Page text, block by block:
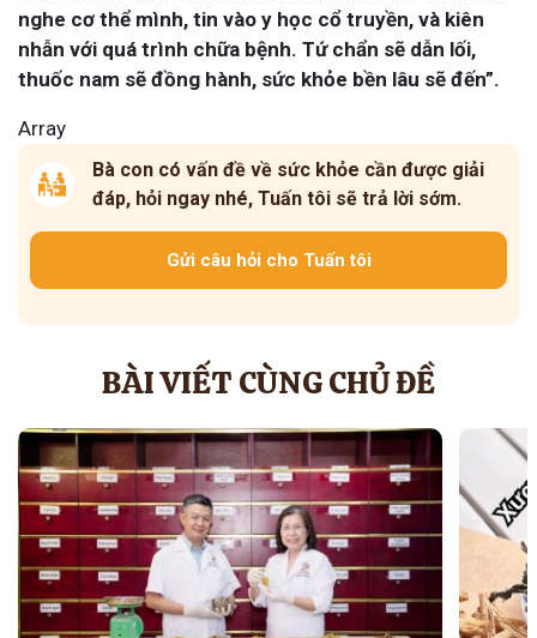
nghe cơ thể mình, tin vào y học cổ truyền, và kiên
nhẫn với quá trình chữa bệnh. Tứ chẩn sẽ dẫn lối,
thuốc nam sẽ đồng hành, sức khỏe bền lâu sẽ đến”.
Array
Bà con có vấn đề về sức khỏe cần được giải
đáp, hỏi ngay nhé, Tuấn tôi sẽ trả lời sớm.
Gửi câu hỏi cho Tuấn tôi
BÀI VIẾT CÙNG CHỦ ĐỀ